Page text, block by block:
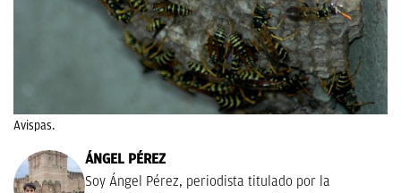
Avispas.
ÁNGEL PÉREZ
Soy Ángel Pérez, periodista titulado por la